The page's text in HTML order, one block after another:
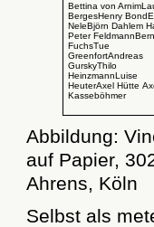
Bettina von
BergesHenry
NeleBjörn Dahlem
Peter
FuchsTue
GreenfortAndreas
GurskyThilo
HeinzmannLuise
HeuterAxel Hütte
Kasseböhmer
Abbildung:
auf Papier,
Ahrens, Köln
Selbst als